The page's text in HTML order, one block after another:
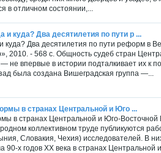
в отличном состоянии,...
куда? Два десятилетия по пути р ...
Два десятилетия по пути реформ в
2010. - 568 с. Общность судеб стран
впервые в истории подталкивает их к
была создана Вишеградская группа —...
в странах Центральной и Юго ...
в странах Центральной и Юго-Восточной
коллективном труде публикуются
Словакия, Чехия) исследователей. В
х годов XX века в странах Центральной